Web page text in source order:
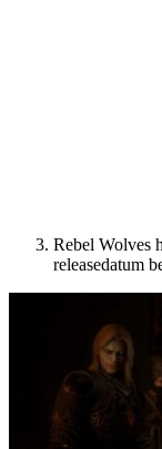
Rebel Wolves
releasedatum